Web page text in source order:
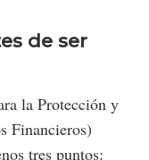
de ser
la Protección y
Financieros)
tres puntos: